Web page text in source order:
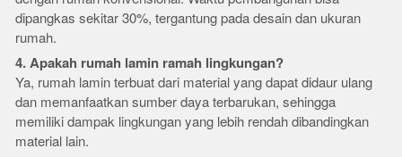
dipangkas sekitar 30%, tergantung pada desain dan ukuran
rumah.
4. Apakah rumah lamin ramah lingkungan?
Ya, rumah lamin terbuat dari material yang dapat didaur ulang
dan memanfaatkan sumber daya terbarukan, sehingga
memiliki dampak lingkungan yang lebih rendah dibandingkan
material lain.